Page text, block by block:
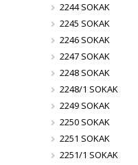
2244 SOKAK
2245 SOKAK
2246 SOKAK
2247 SOKAK
2248 SOKAK
2248/1 SOKAK
2249 SOKAK
2250 SOKAK
2251 SOKAK
2251/1 SOKAK